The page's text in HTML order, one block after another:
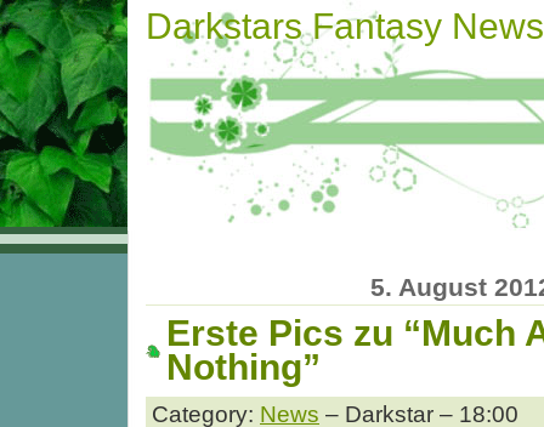
Darkstars Fantasy News
5. August
Erste Pics zu “Much
Nothing”
Category: News – Darkstar – 18:00